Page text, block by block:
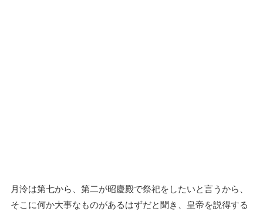
月泠は第七から、第二が昭慶殿で祭祀をしたいと言うから、
そこに何か大事なものがあるはずだと聞き、皇帝を説得する